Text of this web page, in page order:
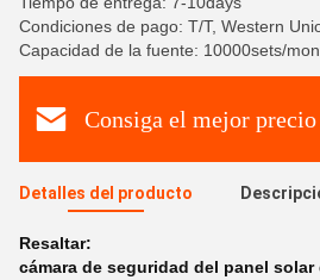
Condiciones de pago: T/T, Western
Capacidad de la fuente: 10000sets/
Consiga el mejor precio
Detalles del producto
Resaltar:
cámara de seguridad del panel solar